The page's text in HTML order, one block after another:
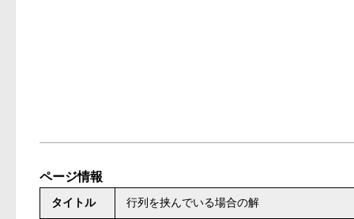
ページ情報
タイトル 行列を挟んでいる場合の解